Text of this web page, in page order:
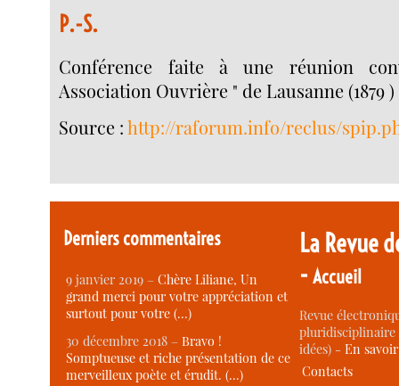
P.-S.
Conférence faite à une réunion
Association Ouvrière " de Lausanne (1879 )
Source :http://raforum.info/reclus/
Derniers commentaires
9 janvier 2019 –Chère Liliane, Un
grand merci pour votre appréciation et
surtout pour votre (…)
30 décembre 2018 –Bravo !
Somptueuse et riche présentation de ce
merveilleux poète et érudit. (…)
La Revue
-Accueil
Revue
idées) -En
Contacts